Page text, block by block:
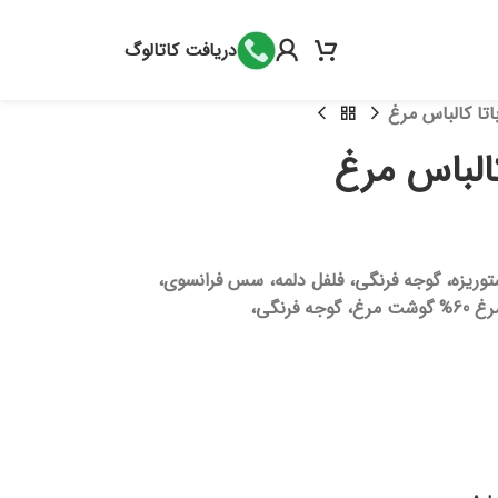
دریافت کاتالوگ
کالباس مرغ
مرغ
گوجه فرنگی، فلفل دلمه، سس فرانسوی،